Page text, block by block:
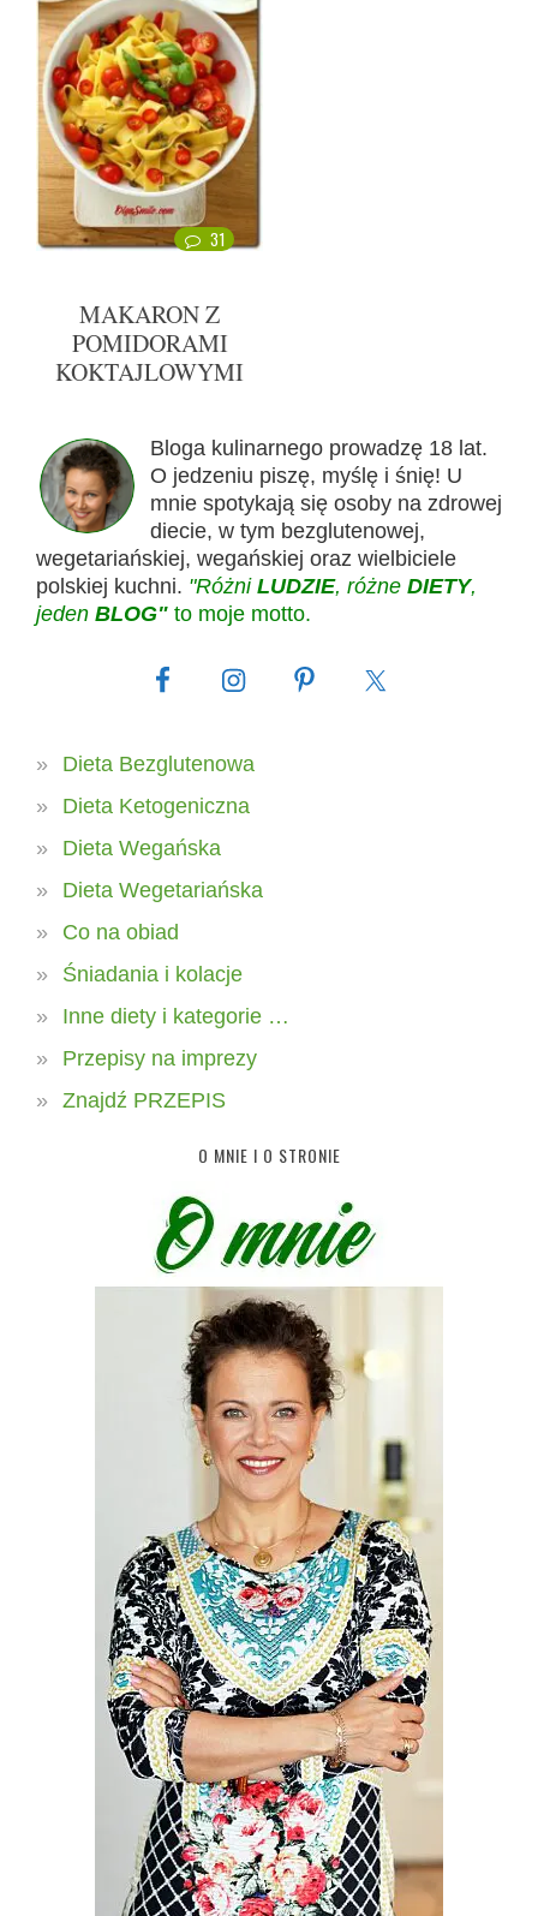
31
MAKARON Z
POMIDORAMI
KOKTAJLOWYMI
Bloga kulinarnego prowadzę 18 lat.
O jedzeniu piszę, myślę i śnię! U
mnie spotykają się osoby na zdrowej
diecie, w tym bezglutenowej,
wegetariańskiej, wegańskiej oraz wielbiciele
polskiej kuchni. "Różni LUDZIE, różne DIETY,
jeden BLOG" to moje motto.
Dieta Bezglutenowa
Dieta Ketogeniczna
Dieta Wegańska
Dieta Wegetariańska
Co na obiad
Śniadania i kolacje
Inne diety i kategorie …
Przepisy na imprezy
Znajdź PRZEPIS
O MNIE I O STRONIE